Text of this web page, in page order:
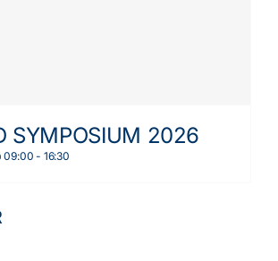
SYMPOSIUM 2026
09:00 - 16:30